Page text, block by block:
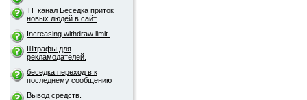
ТГ канал Беседка приток
новых людей в сайт
Increasing withdraw limit.
Штрафы для
рекламодателей.
беседка переход в к
последнему сообщению
Вывод средств.